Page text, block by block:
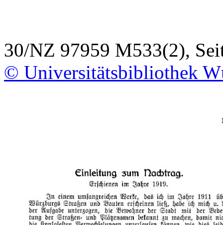
30/NZ 97959 M533(2),
© Universitätsbibliothek